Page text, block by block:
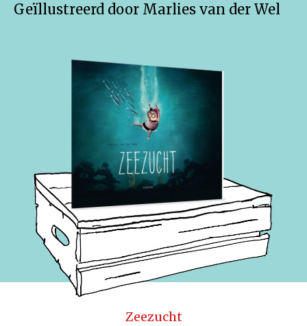
Geïllustreerd door Marlies van der Wel
Zeezucht